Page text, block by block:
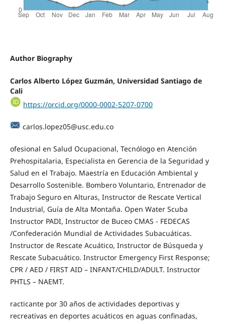
Author Biography
Carlos Alberto López Guzmán, Universidad Santiago de
Cali
https://orcid.org/0000-0002-5207-0700
carlos.lopez05@usc.edu.co
ofesional en Salud Ocupacional, Tecnólogo en Atención
Prehospitalaria, Especialista en Gerencia de la Seguridad y
Salud en el Trabajo. Maestría en Educación Ambiental y
Desarrollo Sostenible. Bombero Voluntario, Entrenador de
Trabajo Seguro en Alturas, Instructor de Rescate Vertical
Industrial, Guía de Alta Montaña. Open Water Scuba
Instructor PADI, Instructor de Buceo CMAS - FEDECAS
/Confederación Mundial de Actividades Subacuáticas.
Instructor de Rescate Acuático, Instructor de Búsqueda y
Rescate Subacuático. Instructor Emergency First Response;
CPR / AED / FIRST AID – INFANT/CHILD/ADULT. Instructor
PHTLS – NAEMT.
racticante por 30 años de actividades deportivas y
recreativas en deportes acuáticos en aguas confinadas,